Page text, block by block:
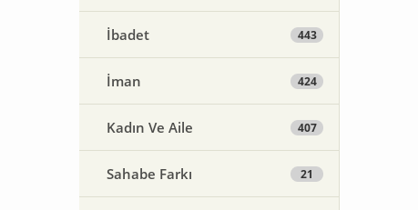
İbadet 443
İman 424
Kadın Ve Aile 407
Sahabe Farkı 21